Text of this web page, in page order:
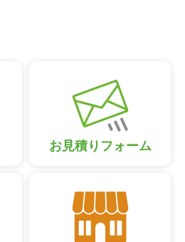
お見積りフォーム